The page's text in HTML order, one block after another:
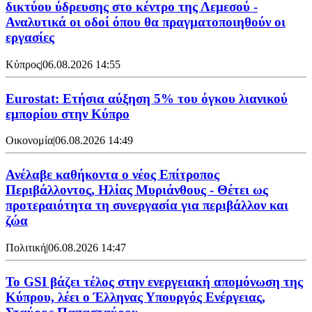
δικτύου ύδρευσης στο κέντρο της Λεμεσού -
Αναλυτικά οι οδοί όπου θα πραγματοποιηθούν οι
εργασίες
Κύπρος|06.08.2026 14:55
Eurostat: Ετήσια αύξηση 5% του όγκου λιανικού
εμπορίου στην Κύπρο
Οικονομία|06.08.2026 14:49
Ανέλαβε καθήκοντα ο νέος Επίτροπος
Περιβάλλοντος, Ηλίας Μυριάνθους - Θέτει ως
προτεραιότητα τη συνεργασία για περιβάλλον και
ζώα
Πολιτική|06.08.2026 14:47
Το GSI βάζει τέλος στην ενεργειακή απομόνωση της
Κύπρου, λέει ο Έλληνας Υπουργός Ενέργειας,